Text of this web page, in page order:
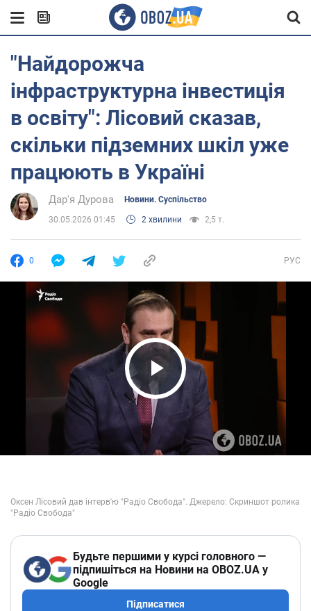
"Найдорожча
інфраструктурна інвестиція
в освіту": Лісовий сказав,
скільки підземних шкіл уже
працюють в Україні
Дар'я Дурова Новини. Суспільство
30.05.2026 01:45 2 хвилини 2,5 т.
0 РУС
Play Video
Будьте першими у курсі головного —
підпишіться на Новини на OBOZ.UA у
Google
Підписатися